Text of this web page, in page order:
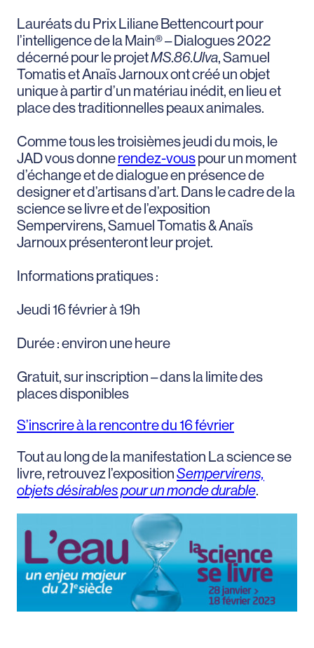
Lauréats du Prix Liliane Bettencourt pour
l’intelligence de la Main® – Dialogues 2022
décerné pour le projetMS.86.Ulva, Samuel
Tomatis et Anaïs Jarnoux ont créé un objet
unique à partir d’un matériau inédit, en lieu et
place des traditionnelles peaux animales.
Comme tous les troisièmes jeudi du mois, le
JAD vous donnerendez-vouspour un moment
d’échange et de dialogue en présence de
designer et d’artisans d’art. Dans le cadre de la
science se livre et de l’exposition
Sempervirens, Samuel Tomatis & Anaïs
Jarnoux présenteront leur projet.
Informations pratiques :
Jeudi 16 février à 19h
Durée : environ une heure
Gratuit, sur inscription – dans la limite des
places disponibles
S’inscrire à la rencontre du 16 février
Tout au long de la manifestation La science se
livre, retrouvez l’expositionSempervirens,
objets désirables pour un monde durable.